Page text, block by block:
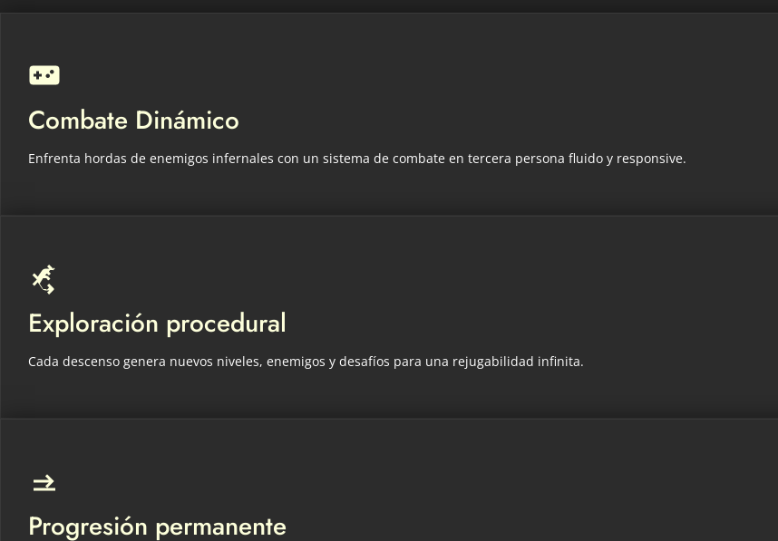
Combate Dinámico
Enfrenta hordas de enemigos infernales con un sistema de combate en tercera persona fluido y responsive.
Exploración procedural
Cada descenso genera nuevos niveles, enemigos y desafíos para una rejugabilidad infinita.
Progresión permanente